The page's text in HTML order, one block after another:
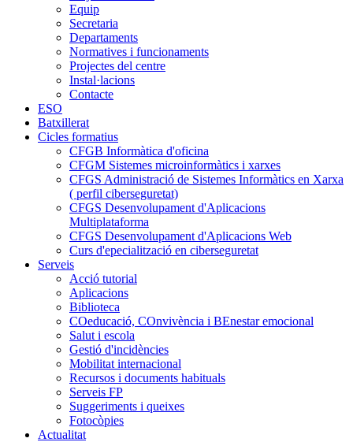
Equip
Secretaria
Departaments
Normatives i funcionaments
Projectes del centre
Instal·lacions
Contacte
ESO
Batxillerat
Cicles formatius
CFGB Informàtica d'oficina
CFGM Sistemes microinformàtics i xarxes
CFGS Administració de Sistemes Informàtics en Xarxa
( perfil ciberseguretat)
CFGS Desenvolupament d'Aplicacions
Multiplataforma
CFGS Desenvolupament d'Aplicacions Web
Curs d'epecialització en ciberseguretat
Serveis
Acció tutorial
Aplicacions
Biblioteca
COeducació, COnvivència i BEnestar emocional
Salut i escola
Gestió d'incidències
Mobilitat internacional
Recursos i documents habituals
Serveis FP
Suggeriments i queixes
Fotocòpies
Actualitat